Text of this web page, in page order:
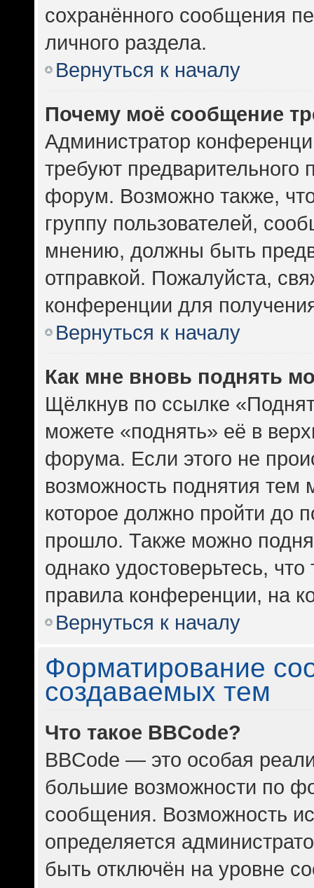
сохранённого сообщения
личного раздела.
Вернуться к началу
Почему моё сообщение
Администратор
требуют предварительного
форум. Возможно также,
группу пользователей,
мнению, должны быть
отправкой. Пожалуйста,
конференции для
Вернуться к началу
Как мне вновь поднять
Щёлкнув по ссылке
можете «поднять» её в
форума. Если этого не
возможность поднятия тем
которое должно пройти до
прошло. Также можно
однако удостоверьтесь,
правила конференции, на
Вернуться к началу
Форматирование
создаваемых тем
Что такое BBCode?
BBCode — это особая
большие возможности по
сообщения. Возможность
определяется
быть отключён на уровне